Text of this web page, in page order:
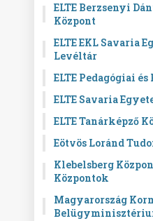
ELTE Berzsenyi
Központ
ELTE EKL Savaria
Levéltár
ELTE Pedagógiai
ELTE Savaria
ELTE Tanárképző
Eötvös Loránd
Klebelsberg
Központok
Magyarország